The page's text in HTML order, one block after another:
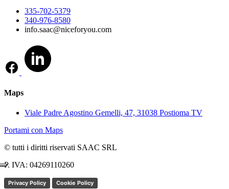
335-702-5379
340-976-8580
info.saac@niceforyou.com
Maps
Viale Padre Agostino Gemelli, 47, 31038 Postioma TV
Portami con Maps
© tutti i diritti riservati SAAC SRL
P. IVA: 04269110260
Privacy Policy Cookie Policy